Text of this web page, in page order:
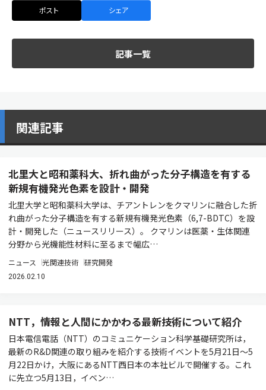
ポスト シェア
記事一覧
関連記事
北里大と昭和薬科大、折れ曲がった分子構造を有する
新規有機発光色素を設計・開発
北里大学と昭和薬科大学は、チアントレンをクマリンに融合した折
れ曲がった分子構造を有する新規有機発光色素（6,7-BDTC）を設
計・開発した（ニュースリリース）。 クマリンは医薬・生体関連
分野から光機能性材料に至るまで幅広…
ニュース 光関連技術 研究開発
2026.02.10
NTT，情報と人間にかかわる最新技術について紹介
日本電信電話（NTT）のコミュニケーション科学基礎研究所は，
最新のR&D関連の取り組みを紹介する技術イベントを5月21日～5
月22日かけ，大阪にあるNTT西日本の本社ビルで開催する。これ
に先立つ5月13日，イベン…